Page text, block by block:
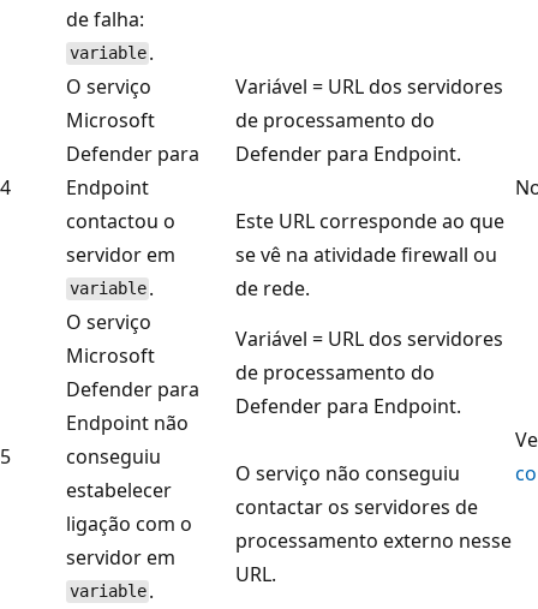
de falha:
variable .
4
O serviço
Microsoft
Defender para
Endpoint
contactou o
servidor em
variable .
Variável = URL dos servidores
de processamento do
Defender para Endpoint.
Este URL corresponde ao que
se vê na atividade firewall ou
de rede.
5
O serviço
Microsoft
Defender para
Endpoint não
conseguiu
estabelecer
ligação com o
servidor em
variable .
Variável = URL dos servidores
de processamento do
Defender para Endpoint.
O serviço não conseguiu
contactar os servidores de
processamento externo nesse
URL.